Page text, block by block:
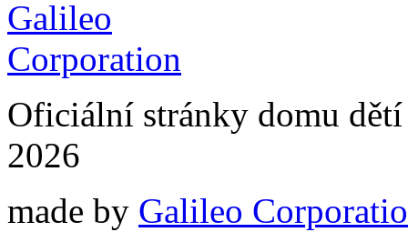
Oficiální stránky domu
2026
made by Galileo